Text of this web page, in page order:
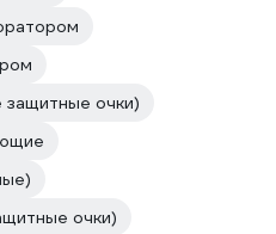
очки)
очки)